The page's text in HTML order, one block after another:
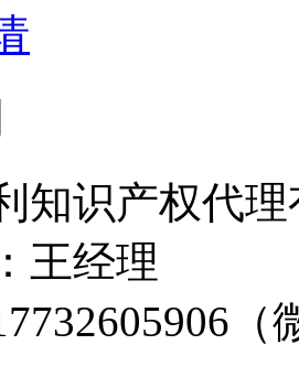
知识产权代
王经理
（